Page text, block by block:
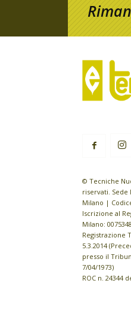
© Tecniche
riservati. Sede
Milano |
Iscrizione al
Milano:
Registrazione
5.3.2014
presso il
7/04/1973)
ROC n. 24344